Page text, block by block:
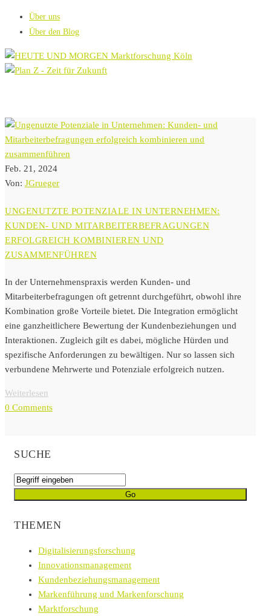
Über uns
Über den Blog
Feb. 21, 2024
Von: JGrueger
UNGENUTZTE POTENZIALE IN UNTERNEHMEN:
KUNDEN- UND MITARBEITERBEFRAGUNGEN
ERFOLGREICH KOMBINIEREN UND
ZUSAMMENFÜHREN
In der Unternehmenspraxis werden Kunden- und
Mitarbeiterbefragungen oft getrennt durchgeführt, obwohl ihre
Kombination große Vorteile bietet. Die Integration ermöglicht
eine ganzheitlichere Bewertung der Kundenbeziehungen und
Interaktionen. Zugleich gilt es dabei, mögliche Hürden und
spezifische Anforderungen zu bewältigen. Nur so lassen sich
verbundene Mehrwerte und Potenziale erfolgreich nutzen.
Weiterlesen
0 Comments
SUCHE
THEMEN
Digitalisierungsforschung
Innovationsmanagement
Kundenbeziehungsmanagement
Markenführung und Markenforschung
Marktforschung